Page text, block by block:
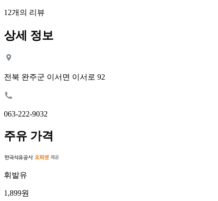
12개의 리뷰
상세 정보
전북 완주군 이서면 이서로 92
063-222-9032
주유 가격
휘발유
1,899원